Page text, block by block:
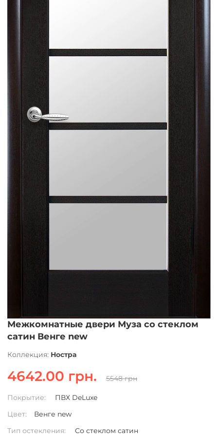
Межкомнатные двери Муза со стеклом
сатин Венге new
Коллекция: Ностра
4642.00 грн. 5548 грн
Покрытие:
ПВХ DeLuxe
Цвет:
Венге new
Тип остекления:
Со стеклом сатин